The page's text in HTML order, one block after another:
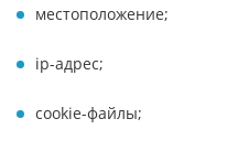
местоположение;
ip-адрес;
cookie-файлы;